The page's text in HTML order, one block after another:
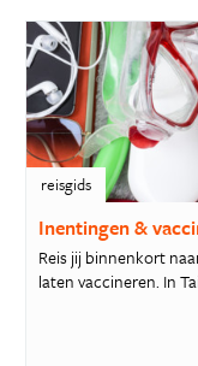
reisgids
Inentingen &
Reis jij binnenkort
laten vaccineren. In